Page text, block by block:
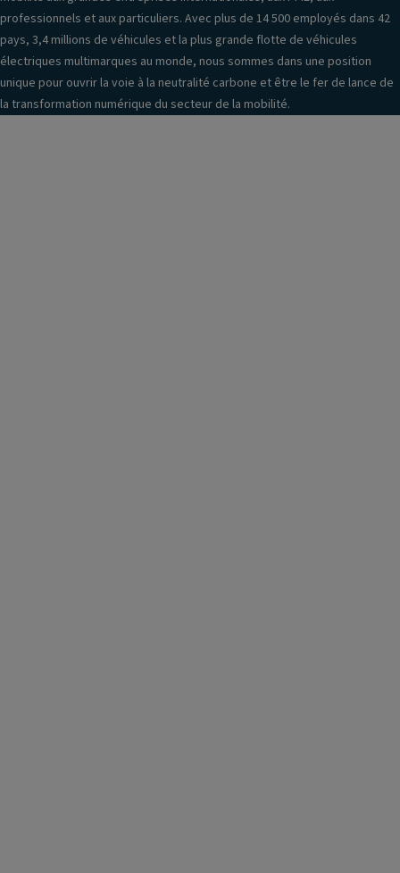
professionnels et aux particuliers. Avec plus de 14 500 employés dans 42
pays, 3,4 millions de véhicules et la plus grande flotte de véhicules
électriques multimarques au monde, nous sommes dans une position
unique pour ouvrir la voie à la neutralité carbone et être le fer de lance de
la transformation numérique du secteur de la mobilité.